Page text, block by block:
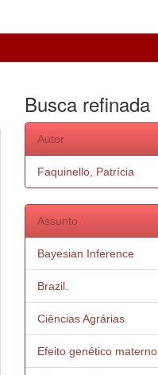
Busca refinada
Autor
Faquinello, Patrícia
Assunto
Bayesian Inference
Brazil.
Ciências Agrárias
Efeito genético materno